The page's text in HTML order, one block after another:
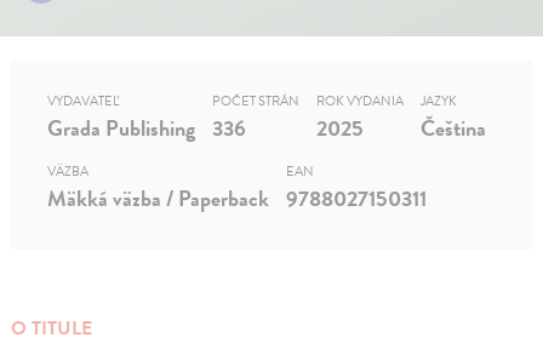
O TITULE
VYDAVATEĽ
Grada Publishing
POČET STRÁN
336
ROK VYDANIA
2025
JAZYK
Čeština
VÄZBA
Mäkká väzba / Paperback
EAN
9788027150311